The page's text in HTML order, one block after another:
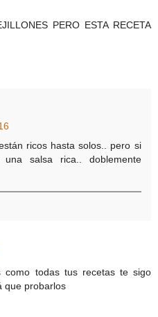
PERO ESTA RECETA
ricos hasta solos.. pero si
salsa rica.. doblemente
como todas tus recetas te sigo
que probarlos